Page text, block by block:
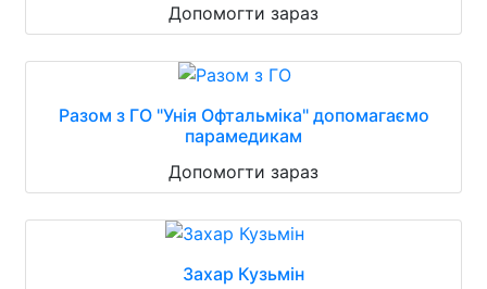
Допомогти зараз
Разом з ГО "Унія Офтальміка" допомагаємо
парамедикам
Допомогти зараз
Захар Кузьмін